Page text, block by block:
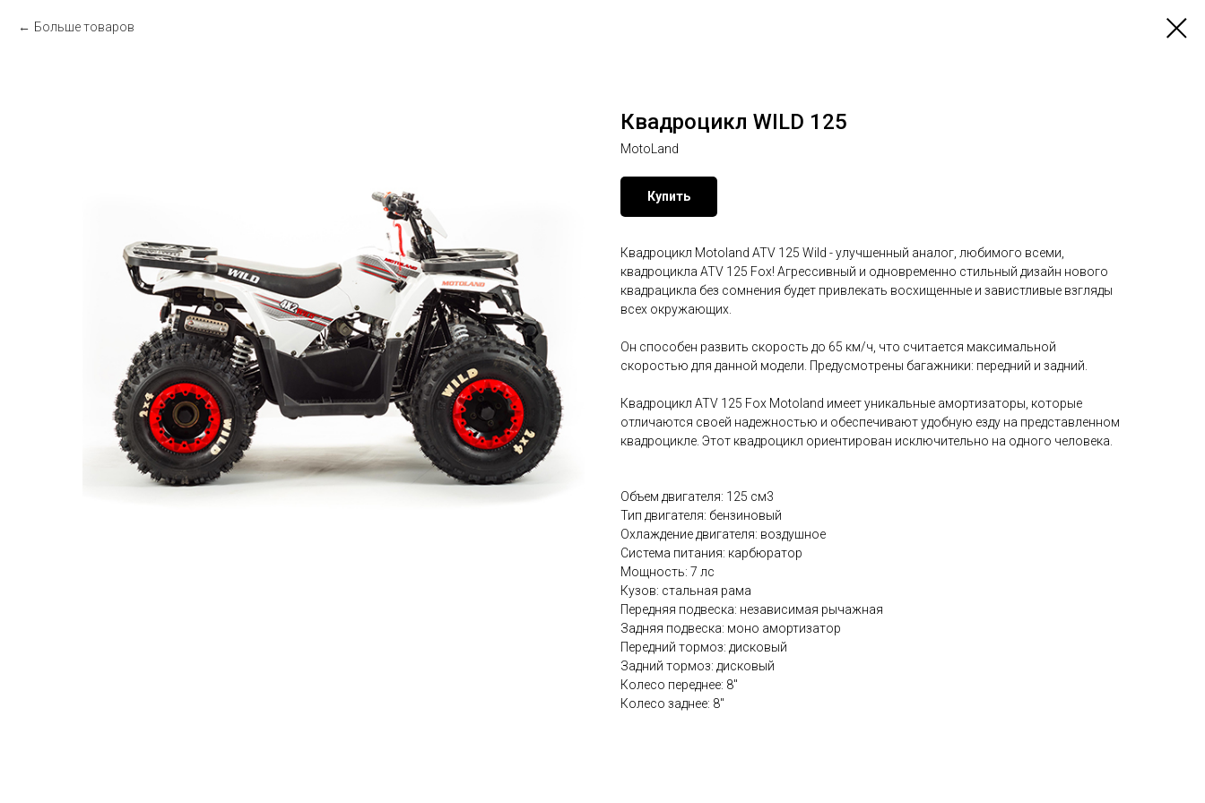
Больше товаров
Квадроцикл WILD 125
MotoLand
Купить
Квадроцикл Motoland ATV 125 Wild - улучшенный аналог, любимого всеми,
квадроцикла ATV 125 Fox! Агрессивный и одновременно стильный дизайн нового
квадрацикла без сомнения будет привлекать восхищенные и завистливые взгляды
всех окружающих.
Он способен развить скорость до 65 км/ч, что считается максимальной
скоростью для данной модели. Предусмотрены багажники: передний и задний.
Квадроцикл ATV 125 Fox Motoland имеет уникальные амортизаторы, которые
отличаются своей надежностью и обеспечивают удобную езду на представленном
квадроцикле. Этот квадроцикл ориентирован исключительно на одного человека.
Объем двигателя: 125 см3
Тип двигателя: бензиновый
Охлаждение двигателя: воздушное
Система питания: карбюратор
Мощность: 7 лс
Кузов: стальная рама
Передняя подвеска: независимая рычажная
Задняя подвеска: моно амортизатор
Передний тормоз: дисковый
Задний тормоз: дисковый
Колесо переднее: 8"
Колесо заднее: 8"